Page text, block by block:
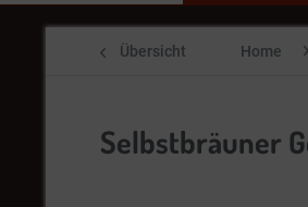
Übersicht Home
Selbstbräuner